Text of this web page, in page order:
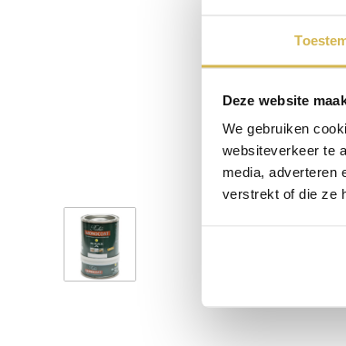
Deze website
We gebruiken
websiteverkeer te
media, adverteren
verstrekt of die ze